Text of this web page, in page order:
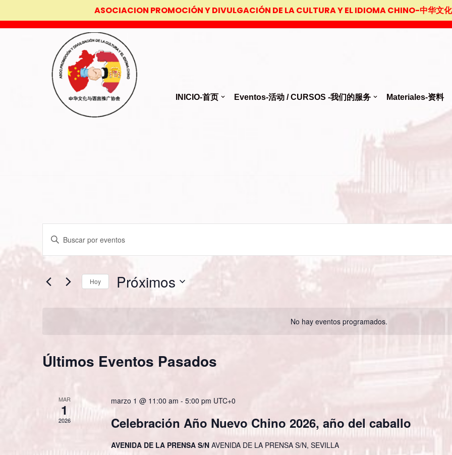
Saltar
ASOCIACION PROMOCIÓN Y DIVULGACIÓN DE LA CULTURA Y EL IDIOMA CHINO-中华文
INICIO-首页 Eventos-活动 / CURSOS -我们的服务 Materiales-资料
No hay eventos programados.
Navegación
de
búsqueda
vistas
Eventos
Introduce
palabra
clave.
clave.
Hoy Próximos
Selecciona
Últimos Eventos Pasados
MAR
1
2026
marzo 1 @ 11:00 am - 5:00 pm UTC+0
Celebración Año Nuevo Chino 2026, año del caballo
AVENIDA DE LA PRENSA S/N AVENIDA DE LA PRENSA S/N, SEVILLA